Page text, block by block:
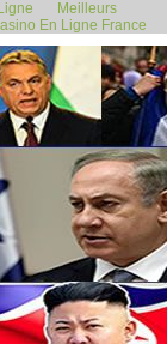
Meilleurs
En Ligne France